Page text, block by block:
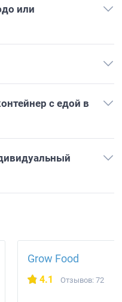
или
с едой в
Grow Food
4.1 Отзывов: 72